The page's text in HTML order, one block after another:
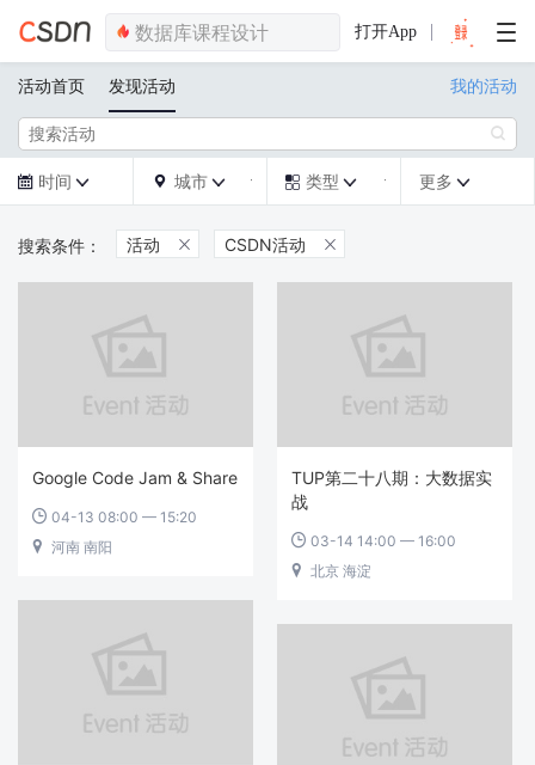
打开App
活动首页 发现活动 我的活动

 时间   城市   类型  更多 
活动  CSDN活动 
Google Code Jam & Share
 04-13 08:00 — 15:20
 河南 南阳
TUP第二十八期：大数据实
战
 03-14 14:00 — 16:00
 北京 海淀